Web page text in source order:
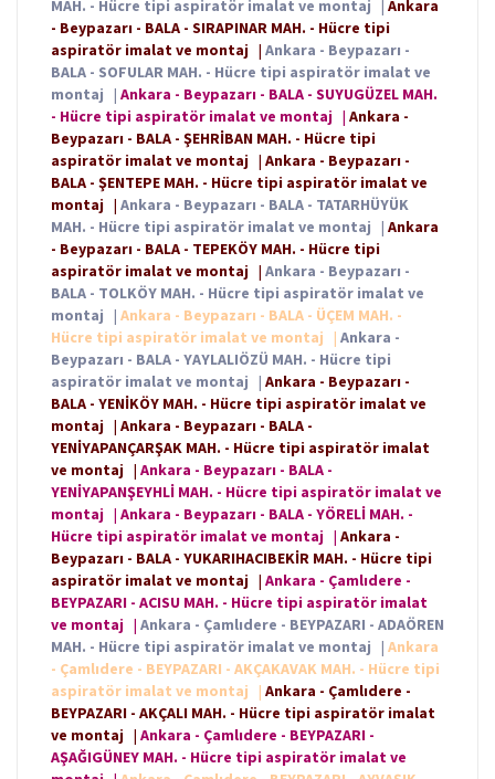
MAH. - Hücre tipi aspiratör imalat ve montaj | Ankara
- Beypazarı - BALA - SIRAPINAR MAH. - Hücre tipi
aspiratör imalat ve montaj | Ankara - Beypazarı -
BALA - SOFULAR MAH. - Hücre tipi aspiratör imalat ve
montaj | Ankara - Beypazarı - BALA - SUYUGÜZEL MAH.
- Hücre tipi aspiratör imalat ve montaj | Ankara -
Beypazarı - BALA - ŞEHRİBAN MAH. - Hücre tipi
aspiratör imalat ve montaj | Ankara - Beypazarı -
BALA - ŞENTEPE MAH. - Hücre tipi aspiratör imalat ve
montaj | Ankara - Beypazarı - BALA - TATARHÜYÜK
MAH. - Hücre tipi aspiratör imalat ve montaj | Ankara
- Beypazarı - BALA - TEPEKÖY MAH. - Hücre tipi
aspiratör imalat ve montaj | Ankara - Beypazarı -
BALA - TOLKÖY MAH. - Hücre tipi aspiratör imalat ve
montaj | Ankara - Beypazarı - BALA - ÜÇEM MAH. -
Hücre tipi aspiratör imalat ve montaj
| Ankara -
Beypazarı - BALA - YAYLALIÖZÜ MAH. - Hücre tipi
aspiratör imalat ve montaj | Ankara - Beypazarı -
BALA - YENİKÖY MAH. - Hücre tipi aspiratör imalat ve
montaj | Ankara - Beypazarı - BALA -
YENİYAPANÇARŞAK MAH. - Hücre tipi aspiratör imalat
ve montaj | Ankara - Beypazarı - BALA -
YENİYAPANŞEYHLİ MAH. - Hücre tipi aspiratör imalat ve
montaj | Ankara - Beypazarı - BALA - YÖRELİ MAH. -
Hücre tipi aspiratör imalat ve montaj | Ankara -
Beypazarı - BALA - YUKARIHACIBEKİR MAH. - Hücre tipi
aspiratör imalat ve montaj | Ankara - Çamlıdere -
BEYPAZARI - ACISU MAH. - Hücre tipi aspiratör imalat
ve montaj | Ankara - Çamlıdere - BEYPAZARI - ADAÖREN
MAH. - Hücre tipi aspiratör imalat ve montaj | Ankara
- Çamlıdere - BEYPAZARI - AKÇAKAVAK MAH. - Hücre tipi
aspiratör imalat ve montaj
| Ankara - Çamlıdere -
BEYPAZARI - AKÇALI MAH. - Hücre tipi aspiratör imalat
ve montaj | Ankara - Çamlıdere - BEYPAZARI -
AŞAĞIGÜNEY MAH. - Hücre tipi aspiratör imalat ve